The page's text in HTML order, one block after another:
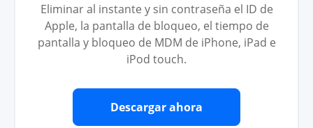
Eliminar al instante y sin contraseña el ID de
Apple, la pantalla de bloqueo, el tiempo de
pantalla y bloqueo de MDM de iPhone, iPad e
iPod touch.
Descargar ahora